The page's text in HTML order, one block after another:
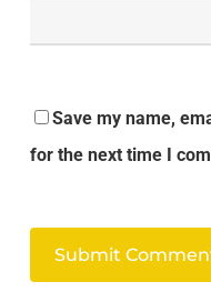
Save my name,
for the next time I